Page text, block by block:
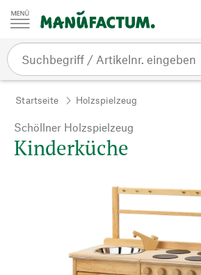
Zum Inhalt springen
Startseite Holzspielzeug
Schöllner Holzspielzeug
Kinderküche